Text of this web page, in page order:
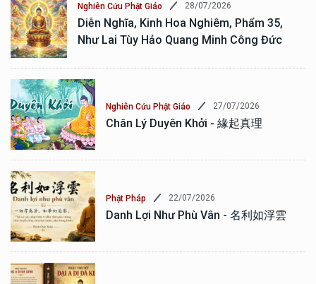
Nghiên Cứu Phật Giáo 28/07/2026
Diễn Nghĩa, Kinh Hoa Nghiêm, Phẩm 35,
Như Lai Tùy Hảo Quang Minh Công Đức
Nghiên Cứu Phật Giáo 27/07/2026
Chân Lý Duyên Khởi - 緣起真理
Phật Pháp 22/07/2026
Danh Lợi Như Phù Vân - 名利如浮雲